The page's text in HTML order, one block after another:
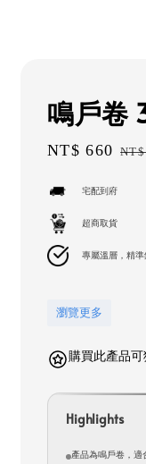
鳴戶卷
Sale
NT$ 660
宅配到府
超商取貨
專屬溫層，精準
瀏覽更多
購買此產品
Highlights
產品為鳴戶卷，適